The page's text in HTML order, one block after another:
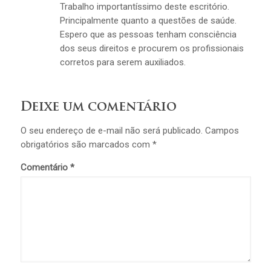
Trabalho importantíssimo deste escritório.
Principalmente quanto a questões de saúde.
Espero que as pessoas tenham consciência
dos seus direitos e procurem os profissionais
corretos para serem auxiliados.
Deixe um comentário
O seu endereço de e-mail não será publicado. Campos
obrigatórios são marcados com *
Comentário *